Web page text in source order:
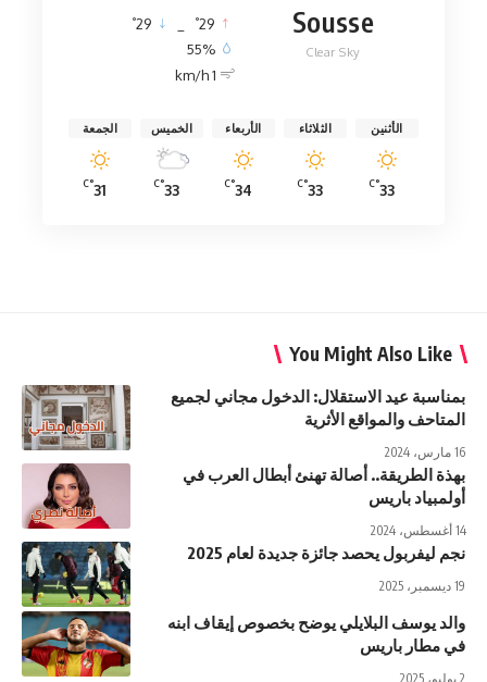
Sousse
Clear Sky
29
°
29
°
55%
1 km/h
الأثنين
33
°C
الثلاثاء
33
°C
الأربعاء
34
°C
الخميس
33
°C
الجمعة
31
°C
You Might Also Like
بمناسبة عيد الاستقلال: الدخول مجاني لجميع
المتاحف والمواقع الأثرية
16 مارس، 2024
بهذة الطريقة.. أصالة تهنئ أبطال العرب في
أولمبياد باريس
14 أغسطس، 2024
نجم ليفربول يحصد جائزة جديدة لعام 2025
19 ديسمبر، 2025
والد يوسف البلايلي يوضح بخصوص إيقاف ابنه
في مطار باريس
2 يوليو، 2025